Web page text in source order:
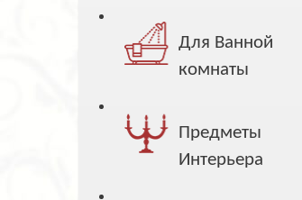
Для Ванной
комнаты
Предметы
Интерьера